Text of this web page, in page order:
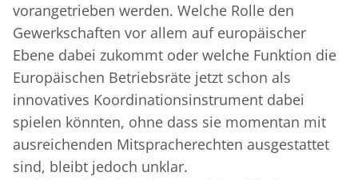
vorangetrieben werden. Welche Rolle den
Gewerkschaften vor allem auf europäischer
Ebene dabei zukommt oder welche Funktion die
Europäischen Betriebsräte jetzt schon als
innovatives Koordinationsinstrument dabei
spielen könnten, ohne dass sie momentan mit
ausreichenden Mitspracherechten ausgestattet
sind, bleibt jedoch unklar.